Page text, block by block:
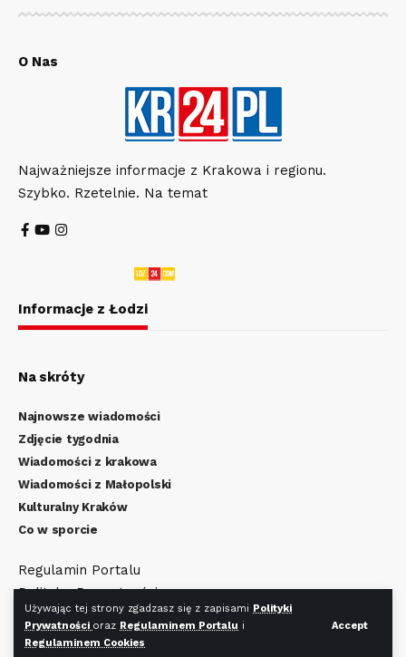
Używając tej strony zgadzasz się z zapisami Polityki
Prywatności oraz Regulaminem Portalu i
Regulaminem Cookies
Accept
O Nas
Najważniejsze informacje z Krakowa i regionu.
Szybko. Rzetelnie. Na temat
Informacje z Łodzi
Na skróty
Najnowsze wiadomości
Zdjęcie tygodnia
Wiadomości z krakowa
Wiadomości z Małopolski
Kulturalny Kraków
Co w sporcie
Regulamin Portalu
Polityka Prywatności
Regulamin Cookies